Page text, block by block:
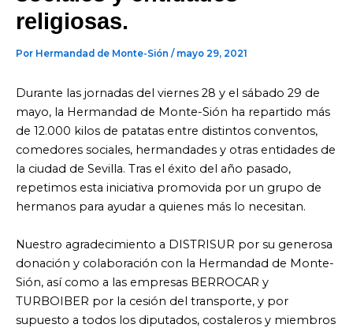
religiosas.
Por Hermandad de Monte-Sión / mayo 29, 2021
Durante las jornadas del viernes 28 y el sábado 29 de
mayo, la Hermandad de Monte-Sión ha repartido más
de 12.000 kilos de patatas entre distintos conventos,
comedores sociales, hermandades y otras entidades de
la ciudad de Sevilla. Tras el éxito del año pasado,
repetimos esta iniciativa promovida por un grupo de
hermanos para ayudar a quienes más lo necesitan.
Nuestro agradecimiento a DISTRISUR por su generosa
donación y colaboración con la Hermandad de Monte-
Sión, así como a las empresas BERROCAR y
TURBOIBER por la cesión del transporte, y por
supuesto a todos los diputados, costaleros y miembros